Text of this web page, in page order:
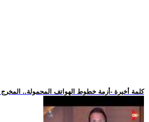
.. كلمة أخيرة -أزمة خطوط الهواتف المحمولة..